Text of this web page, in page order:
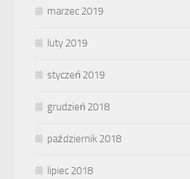
marzec 2019
luty 2019
styczeń 2019
grudzień 2018
październik 2018
lipiec 2018